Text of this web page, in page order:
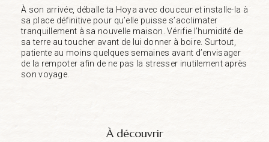
À son arrivée, déballe ta Hoya avec douceur et installe-la à
sa place définitive pour qu’elle puisse s’acclimater
tranquillement à sa nouvelle maison. Vérifie l’humidité de
sa terre au toucher avant de lui donner à boire. Surtout,
patiente au moins quelques semaines avant d’envisager
de la rempoter afin de ne pas la stresser inutilement après
son voyage.
À découvrir